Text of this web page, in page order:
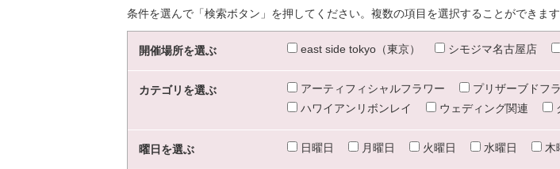
条件を選んで「検索ボタン」を押してください。複数の項目を選択することができます
開催場所を選ぶ east side tokyo（東京） シモジマ名古屋店
カテゴリを選ぶ アーティフィシャルフラワー プリザーブドフ
ハワイアンリボンレイ
ウェディング関連
曜日を選ぶ 日曜日 月曜日 火曜日 水曜日 木